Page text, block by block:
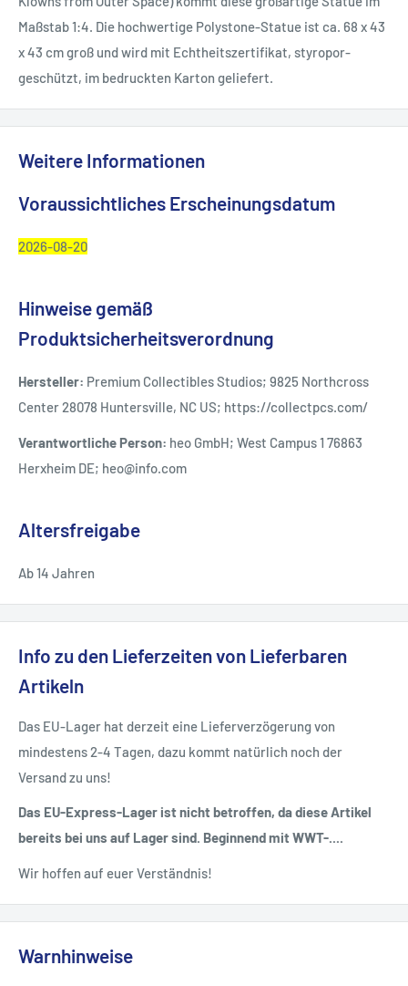
Maßstab 1:4. Die hochwertige Polystone-Statue ist ca. 68 x 43
x 43 cm groß und wird mit Echtheitszertifikat, styropor-
geschützt, im bedruckten Karton geliefert.
Weitere Informationen
Voraussichtliches Erscheinungsdatum
2026-08-20
Hinweise gemäß
Produktsicherheitsverordnung
Hersteller: Premium Collectibles Studios; 9825 Northcross
Center 28078 Huntersville, NC US; https://collectpcs.com/
Verantwortliche Person: heo GmbH; West Campus 1 76863
Herxheim DE; heo@info.com
Altersfreigabe
Ab 14 Jahren
Info zu den Lieferzeiten von Lieferbaren
Artikeln
Das EU-Lager hat derzeit eine Lieferverzögerung von
mindestens 2-4 Tagen, dazu kommt natürlich noch der
Versand zu uns!
Das EU-Express-Lager ist nicht betroffen, da diese Artikel
bereits bei uns auf Lager sind. Beginnend mit WWT-....
Wir hoffen auf euer Verständnis!
Warnhinweise